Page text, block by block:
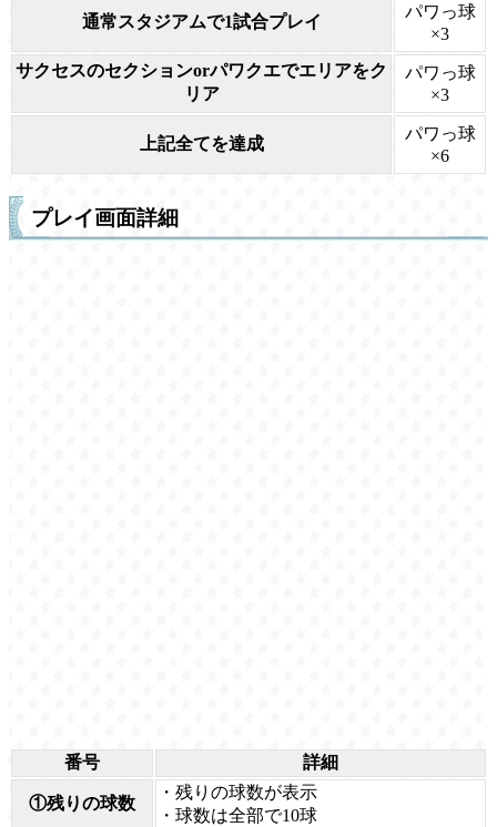
通常スタジアムで1試合プレイ
パワっ球
×3
サクセスのセクションorパワクエでエリアをク
リア
パワっ球
×3
上記全てを達成
パワっ球
×6
プレイ画面詳細
番号 詳細
①残りの球数
・残りの球数が表示
・球数は全部で10球